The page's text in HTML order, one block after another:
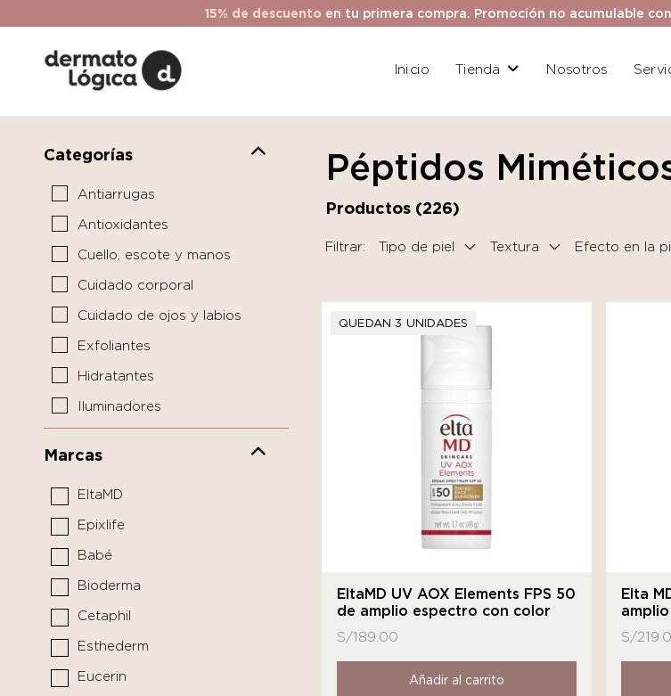
15% de descuento en tu primera compra. Promoción no acumulable
Inicio Tienda Nosotros
Categorías
Antiarrugas
Antioxidantes
Cuello, escote y manos
Cuidado corporal
Cuidado de ojos y labios
Exfoliantes
Hidratantes
Iluminadores
Pediátrico
Protectores solares
Sérums y boosters
Cuidado del Cabello
Limpiador
Medicina funcional
Marcas
EltaMD
Epixlife
Babé
Bioderma
Cetaphil
Esthederm
Eucerin
Péptidos
Productos (226)
Filtrar: Tipo de piel Textura Efecto en la
QUEDAN 3 UNIDADES
EltaMD UV AOX Elements FPS 50
de amplio espectro con color
S/189.00
Añadir al carrito
Elta
S/